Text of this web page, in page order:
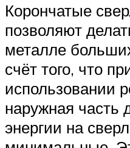
Корончатые
позволяют
металле
счёт того, что
использовании
наружная часть
энергии на